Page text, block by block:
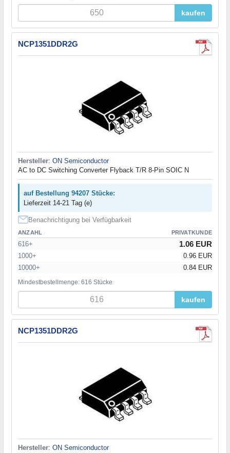
kaufen
NCP1351DDR2G
Hersteller: ON Semiconductor
AC to DC Switching Converter Flyback T/R 8-Pin SOIC N
auf Bestellung 94207 Stücke:
Lieferzeit 14-21 Tag (e)
Benachrichtigung bei Verfügbarkeit
ANZAHL PRIVATKUNDE
616+ 1.06 EUR
1000+
0.96 EUR
10000+
0.84 EUR
Mindestbestellmenge: 616 Stücke
kaufen
NCP1351DDR2G
Hersteller: ON Semiconductor